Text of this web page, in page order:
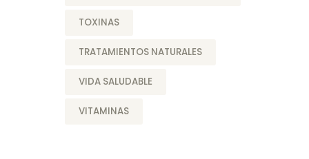
TOXINAS
TRATAMIENTOS NATURALES
VIDA SALUDABLE
VITAMINAS